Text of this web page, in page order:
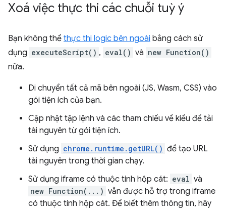
Xoá việc thực thi các chuỗi tuỳ ý
Bạn không thể thực thi logic bên ngoài bằng cách sử
dụng executeScript() , eval() và new Function()
nữa.
Di chuyển tất cả mã bên ngoài (JS, Wasm, CSS) vào
gói tiện ích của bạn.
Cập nhật tập lệnh và các tham chiếu về kiểu để tải
tài nguyên từ gói tiện ích.
Sử dụng chrome.runtime.getURL() để tạo URL
tài nguyên trong thời gian chạy.
Sử dụng iframe có thuộc tính hộp cát: eval và
new Function(...) vẫn được hỗ trợ trong iframe
có thuộc tính hộp cát. Để biết thêm thông tin, hãy